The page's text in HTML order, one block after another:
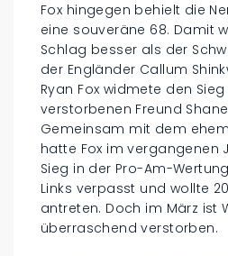
Fox hingegen behielt die
eine souveräne 68. Damit
Schlag besser als der
der Engländer Callum
Ryan Fox widmete den
verstorbenen Freund Shane
Gemeinsam mit dem
hatte Fox im vergangenen
Sieg in der Pro-Am-
Links verpasst und wollte
antreten. Doch im März ist
überraschend verstorben.